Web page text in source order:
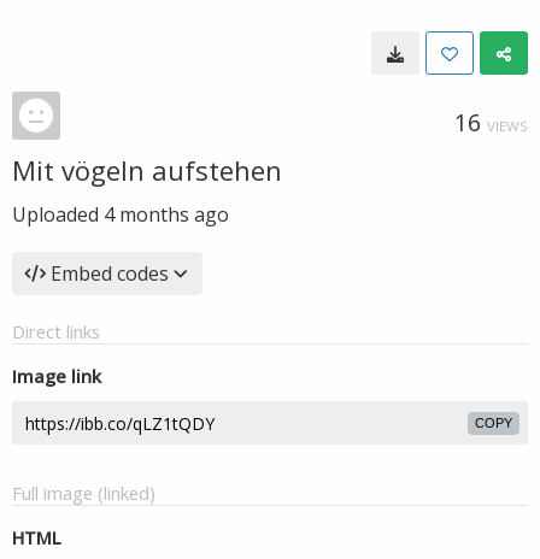
16 VIEWS
Mit vögeln aufstehen
Uploaded 4 months ago
Embed codes
Direct links
Image link
COPY
Full image (linked)
HTML